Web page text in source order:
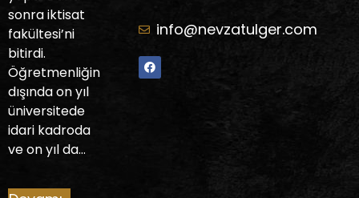
sonra iktisat
fakültesi’ni
bitirdi.
Öğretmenliğin
dışında on yıl
üniversitede
idari kadroda
ve on yıl da…
info@nevzatulger.com